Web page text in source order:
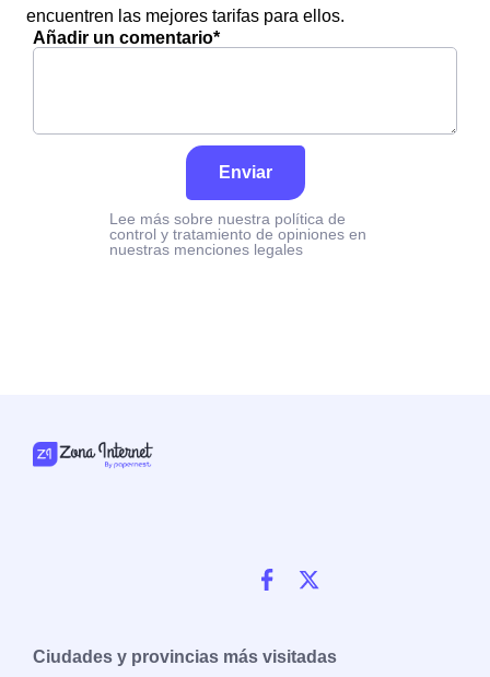
encuentren las mejores tarifas para ellos.
Añadir un comentario*
Enviar
Lee más sobre nuestra política de
control y tratamiento de opiniones en
nuestras menciones legales
Ciudades y provincias más visitadas